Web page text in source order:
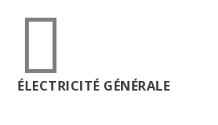

ÉLECTRICITÉ GÉNÉRALE